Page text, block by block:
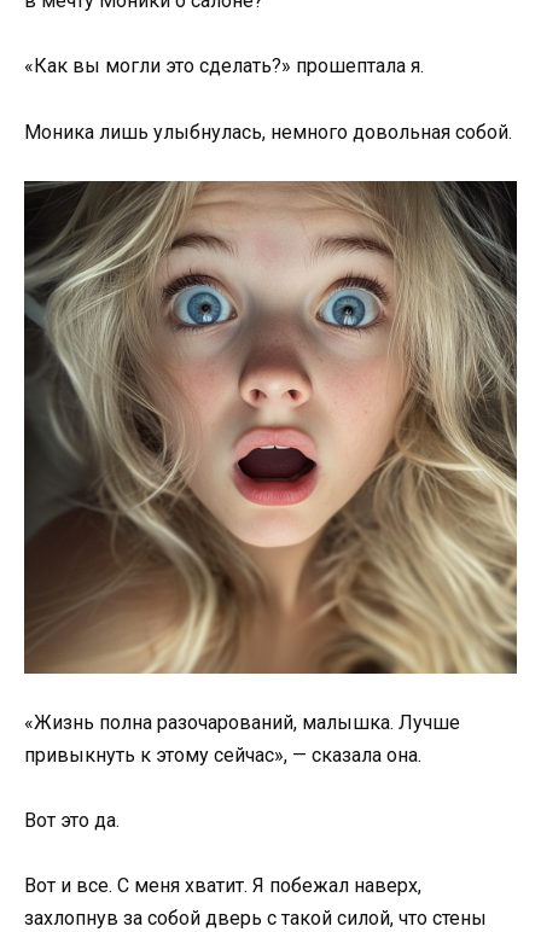
«Как вы могли это сделать?» прошептала я.
Моника лишь улыбнулась, немного довольная собой.
«Жизнь полна разочарований, малышка. Лучше
привыкнуть к этому сейчас», — сказала она.
Вот это да.
Вот и все. С меня хватит. Я побежал наверх,
захлопнув за собой дверь с такой силой, что стены